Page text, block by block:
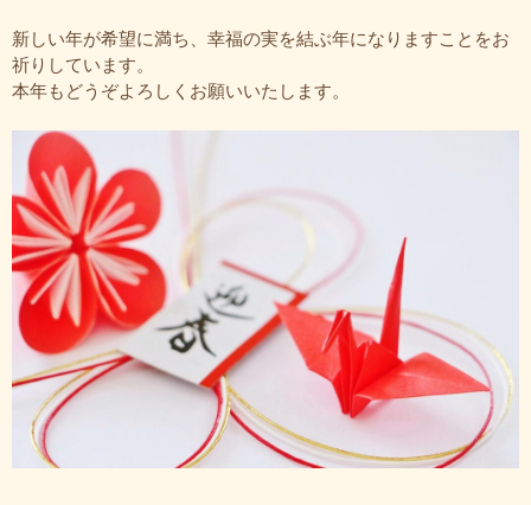
新しい年が希望に満ち、幸福の実を結ぶ年になりますことをお
祈りしています。
本年もどうぞよろしくお願いいたします。